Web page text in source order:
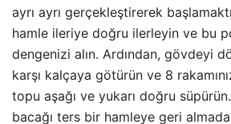
ayrı ayrı gerçekleştirerek
hamle ileriye doğru ilerleyin ve bu
dengenizi alın. Ardından, gövdeyi
karşı kalçaya götürün ve 8
topu aşağı ve yukarı doğru
bacağı ters bir hamleye geri